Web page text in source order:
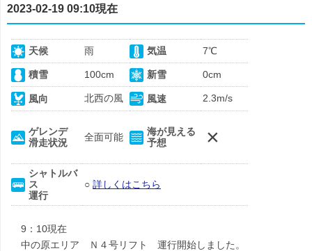
2023-02-19 09:10現在
天候 雨 気温 7℃
積雪 100cm 新雪 0cm
風向 北西の風 風速 2.3m/s
ゲレンデ
滑走状況
全面可能
海が見える
予想
×
シャトルバ
ス
運行
○ 詳しくはこちら
9：10現在
中の原エリア Ｎ４号リフト 運行開始しました。